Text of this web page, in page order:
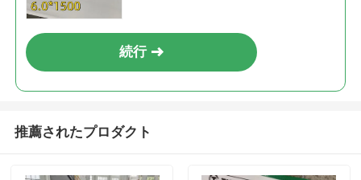
続行
推薦されたプロダクト